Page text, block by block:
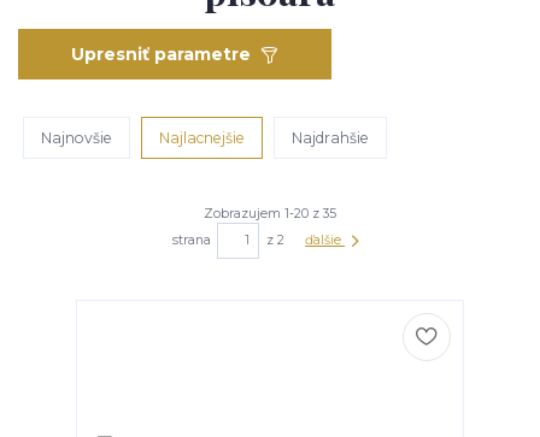
Upresniť parametre
Najnovšie Najlacnejšie Najdrahšie
Zobrazujem 1-20 z 35
strana
z 2 ďalšie